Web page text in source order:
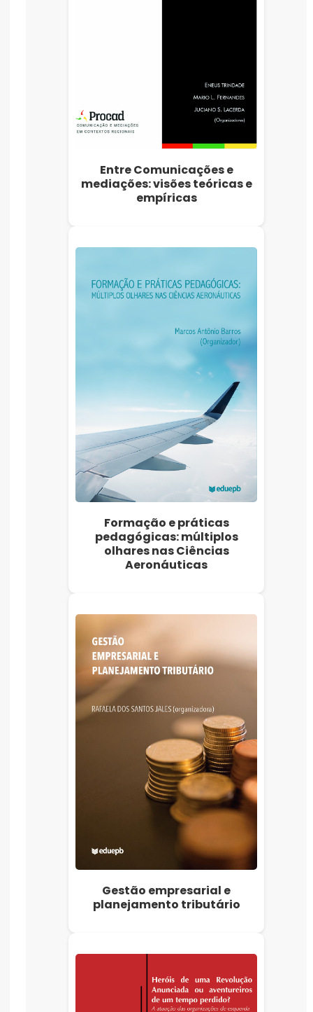
Entre Comunicações e
mediações: visões teóricas e
empíricas
Formação e práticas
pedagógicas: múltiplos
olhares nas Ciências
Aeronáuticas
Gestão empresarial e
planejamento tributário